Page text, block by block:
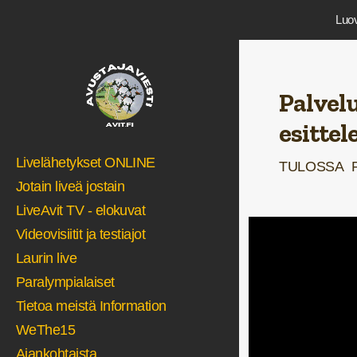
Livelähetykset ONLINE
Jotain liveä jostain
LiveAvit TV - elokuvat
Videovisiitit ja testiajot
Laurin live
Paralympialaiset
Tietoa meistä Information
WeThe15
Ajankohtaista
TULOSSA